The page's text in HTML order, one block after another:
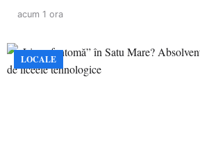
acum 1 ora
LOCALE